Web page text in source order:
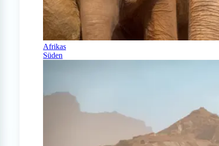
Afrikas
Süden